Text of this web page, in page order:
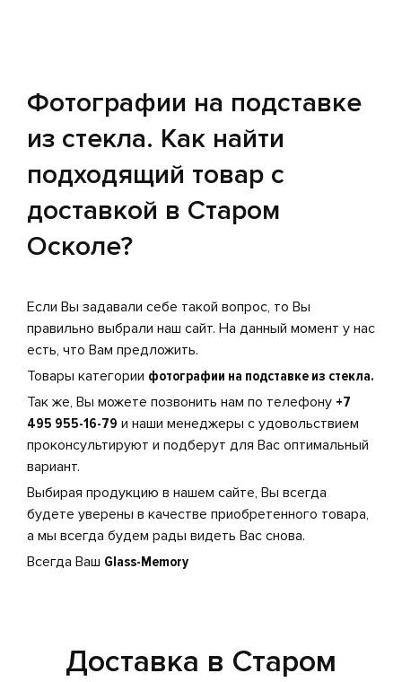
Фотографии на подставке
из стекла. Как найти
подходящий товар с
доставкой в Старом
Осколе?
Если Вы задавали себе такой вопрос, то Вы
правильно выбрали наш сайт. На данный момент у нас
есть, что Вам предложить.
Товары категории фотографии на подставке из стекла.
Так же, Вы можете позвонить нам по телефону +7
495 955-16-79 и наши менеджеры с удовольствием
проконсультируют и подберут для Вас оптимальный
вариант.
Выбирая продукцию в нашем сайте, Вы всегда
будете уверены в качестве приобретенного товара,
а мы всегда будем рады видеть Вас снова.
Всегда Ваш Glass-Memory
Доставка в Старом